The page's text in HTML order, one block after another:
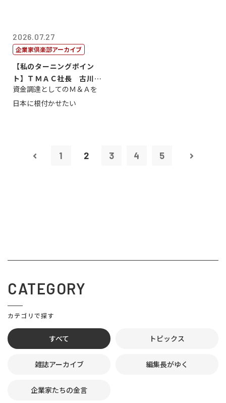
2026.07.27
企業家倶楽部アーカイブ
【私のターニングポイン
ト】ＴＭＡＣ社長 古川英
一
資金調達としてのＭ＆Ａを
日本に根付かせたい
1 2 3 4 5
CATEGORY
カテゴリで探す
すべて トピックス
雑誌アーカイブ 編集長がゆく
企業家たちの金言